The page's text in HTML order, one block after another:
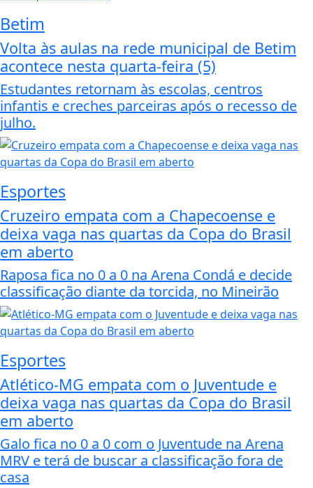
Betim
Volta às aulas na rede municipal de Betim
acontece nesta quarta-feira (5)
Estudantes retornam às escolas, centros
infantis e creches parceiras após o recesso de
julho.
Esportes
Cruzeiro empata com a Chapecoense e
deixa vaga nas quartas da Copa do Brasil
em aberto
Raposa fica no 0 a 0 na Arena Condá e decide
classificação diante da torcida, no Mineirão
Esportes
Atlético-MG empata com o Juventude e
deixa vaga nas quartas da Copa do Brasil
em aberto
Galo fica no 0 a 0 com o Juventude na Arena
MRV e terá de buscar a classificação fora de
casa